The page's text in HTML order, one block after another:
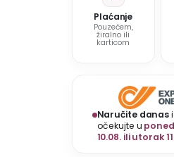
Plaćanje
Pouzećem,
žiralno ili
karticom
Naručite danas
očekujte u
10.08. ili utorak